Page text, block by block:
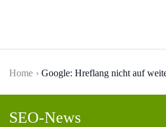
Home Google: Hreflang nicht auf
SEO-News